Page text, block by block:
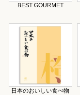
BEST GOURMET
日本のおいしい食べ物